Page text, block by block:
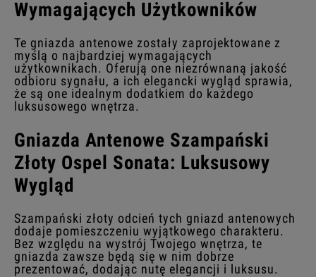
Wymagających Użytkowników
Te gniazda antenowe zostały zaprojektowane z
myślą o najbardziej wymagających
użytkownikach. Oferują one niezrównaną jakość
odbioru sygnału, a ich elegancki wygląd sprawia,
że są one idealnym dodatkiem do każdego
luksusowego wnętrza.
Gniazda Antenowe Szampański
Złoty Ospel Sonata: Luksusowy
Wygląd
Szampański złoty odcień tych gniazd antenowych
dodaje pomieszczeniu wyjątkowego charakteru.
Bez względu na wystrój Twojego wnętrza, te
gniazda zawsze będą się w nim dobrze
prezentować, dodając nutę elegancji i luksusu.